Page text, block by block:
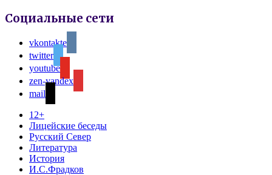
Социальные сети
vkontakte
twitter
youtube
zen-yandex
mail
12+
Лицейские беседы
Русский Север
Литература
История
И.С.Фрадков